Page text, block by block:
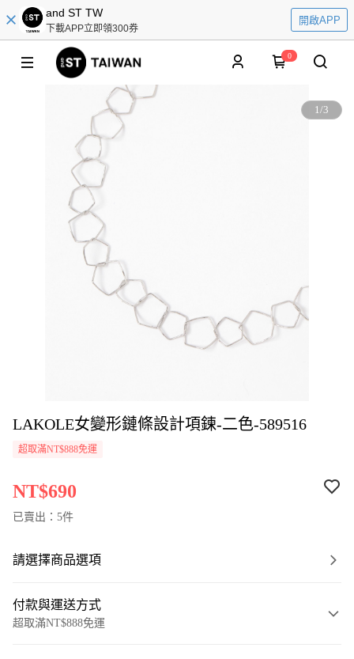
and ST TW
下載APP立即領300券
開啟APP
0
1/3
LAKOLE女變形鏈條設計項鍊-二色-589516
超取滿NT$888免運
NT$690
已賣出：5件
請選擇商品選項
付款與運送方式
超取滿NT$888免運